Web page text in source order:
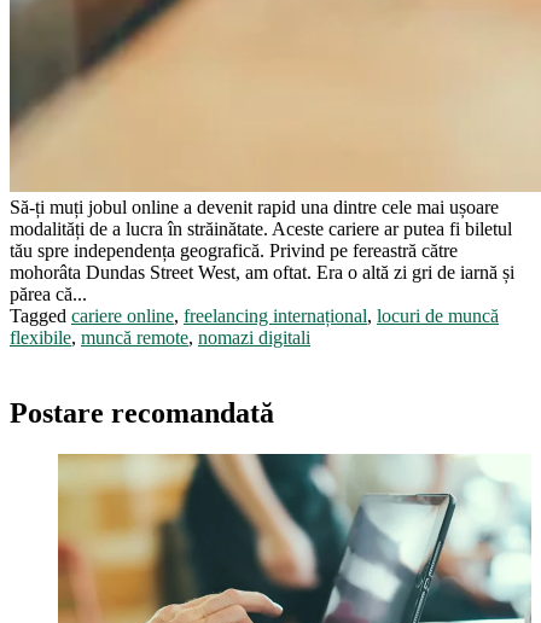
Să-ți muți jobul online a devenit rapid una dintre cele mai ușoare
modalități de a lucra în străinătate. Aceste cariere ar putea fi biletul
tău spre independența geografică. Privind pe fereastră către
mohorâta Dundas Street West, am oftat. Era o altă zi gri de iarnă și
părea că...
Tagged cariere online, freelancing internațional, locuri de muncă
flexibile, muncă remote, nomazi digitali
Postare recomandată